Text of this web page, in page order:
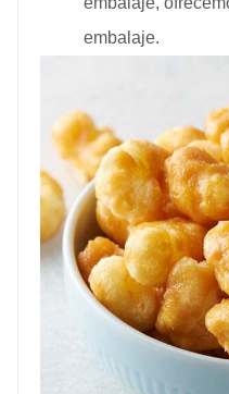
embalaje.